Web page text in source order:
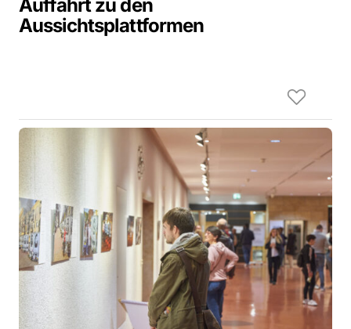
Auffahrt zu den
Aussichtsplattformen